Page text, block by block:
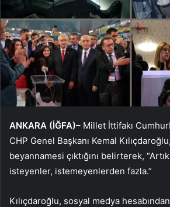
ANKARA (İĞFA)– Millet İttifakı
CHP Genel Başkanı Kemal
beyannamesi çıktığını belirterek,
isteyenler, istemeyenlerden fazla.”
Kılıçdaroğlu, sosyal medya